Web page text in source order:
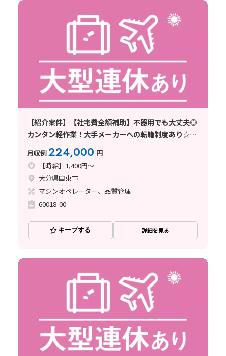
【紹介案件】【社宅費全額補助】不器用でも大丈夫◎
カンタン軽作業！大手メーカーへの転籍制度あり☆デ
ジカメの組立
月収例224,000 円
【時給】1,400円～
大分県国東市
マシンオペレーター、品質管理
60018-00
キープする 詳細を見る